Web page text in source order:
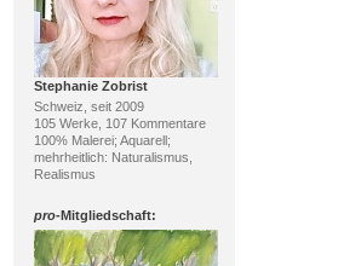
Stephanie Zobrist
Schweiz, seit 2009
105 Werke, 107 Kommentare
100% Malerei; Aquarell;
mehrheitlich: Naturalismus,
Realismus
pro-Mitgliedschaft: